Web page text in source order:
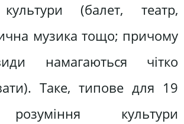
(балет, театр,
музика тощо; причому
намагаються чітко
Таке, типове для 19
розуміння культури